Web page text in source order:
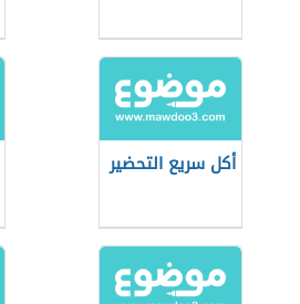
أكل سريع التحضير